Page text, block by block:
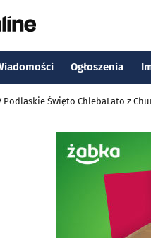
Ogłoszenia
Podlaskie Święto ChlebaLato z